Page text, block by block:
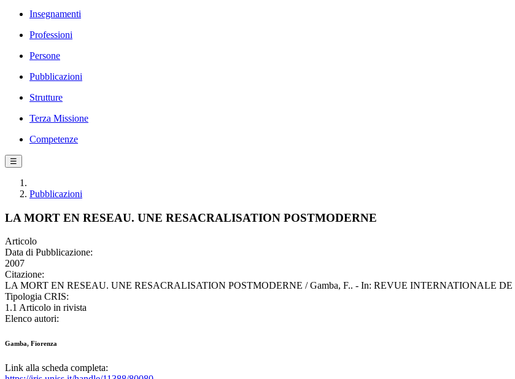
Insegnamenti
Professioni
Persone
Pubblicazioni
Strutture
Terza Missione
Competenze
☰
Pubblicazioni
LA MORT EN RESEAU. UNE RESACRALISATION POSTMODERNE
Articolo
Data di Pubblicazione:
2007
Citazione:
LA MORT EN RESEAU. UNE RESACRALISATION POSTMODERNE / Gamba, F.. - In: REVUE INTERNATIONALE DE
Tipologia CRIS:
1.1 Articolo in rivista
Elenco autori:
Gamba, Fiorenza
Link alla scheda completa: